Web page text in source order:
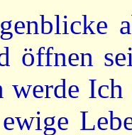
öffnen
werde
ewige